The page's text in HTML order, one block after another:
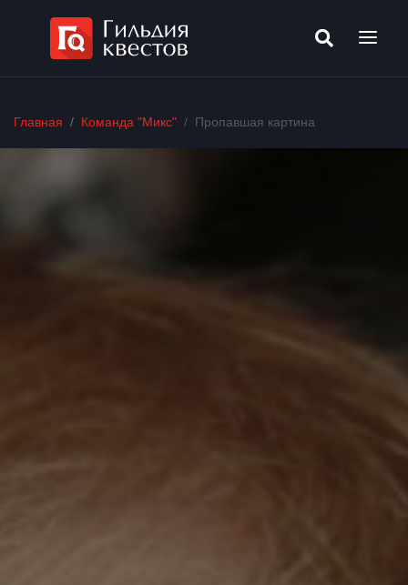
Главная Команда "Микс" Пропавшая картина